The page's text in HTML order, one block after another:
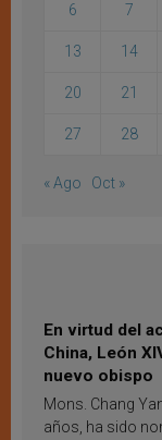
6 7
13 14
20 21
27 28
« Ago Oct »
En virtud del
China, León
nuevo obispo
Mons. Chang
años, ha sido